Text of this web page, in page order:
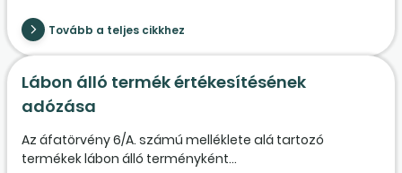
Tovább a teljes cikkhez
Lábon álló termék értékesítésének
adózása
Az áfatörvény 6/A. számú melléklete alá tartozó
termékek lábon álló terményként...